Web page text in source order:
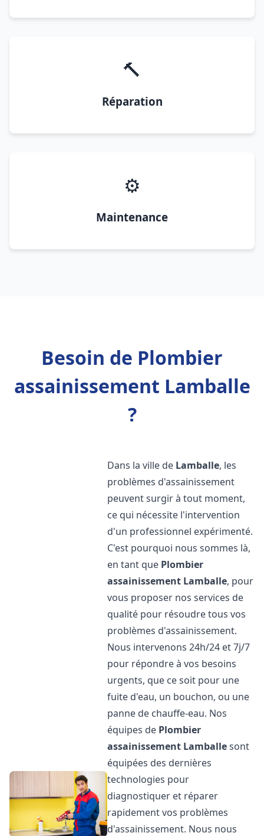
🔨
Réparation
⚙️
Maintenance
Besoin de Plombier
assainissement Lamballe
?
Dans la ville de Lamballe, les
problèmes d'assainissement
peuvent surgir à tout moment,
ce qui nécessite l'intervention
d'un professionnel expérimenté.
C'est pourquoi nous sommes là,
en tant que Plombier
assainissement Lamballe, pour
vous proposer nos services de
qualité pour résoudre tous vos
problèmes d'assainissement.
Nous intervenons 24h/24 et 7j/7
pour répondre à vos besoins
urgents, que ce soit pour une
fuite d'eau, un bouchon, ou une
panne de chauffe-eau. Nos
équipes de Plombier
assainissement Lamballesont
équipées des dernières
technologies pour
diagnostiquer et réparer
rapidement vos problèmes
d'assainissement. Nous nous